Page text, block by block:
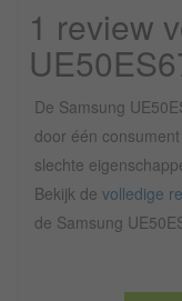
1 review
De Samsung
door één
slechte
Bekijk de volledige
de Samsung